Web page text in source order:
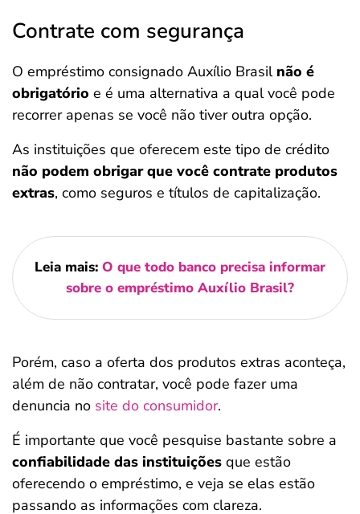
Contrate com segurança
O empréstimo consignado Auxílio Brasil não é
obrigatório e é uma alternativa a qual você pode
recorrer apenas se você não tiver outra opção.
As instituições que oferecem este tipo de crédito
não podem obrigar que você contrate produtos
extras, como seguros e títulos de capitalização.
Leia mais: O que todo banco precisa informar
sobre o empréstimo Auxílio Brasil?
Porém, caso a oferta dos produtos extras aconteça,
além de não contratar, você pode fazer uma
denuncia no site do consumidor.
É importante que você pesquise bastante sobre a
confiabilidade das instituições que estão
oferecendo o empréstimo, e veja se elas estão
passando as informações com clareza.